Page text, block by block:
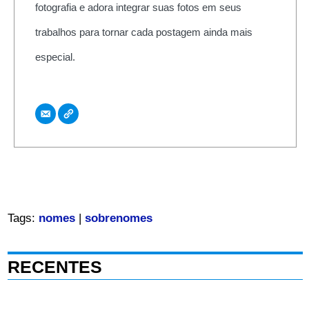
fotografia e adora integrar suas fotos em seus
trabalhos para tornar cada postagem ainda mais
especial.
Tags: nomes| sobrenomes
RECENTES